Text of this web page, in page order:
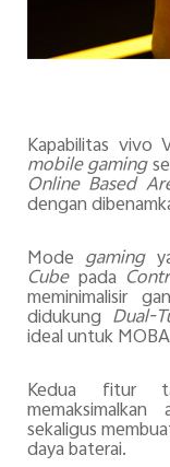
Kapabilitas vivo
mobile gaming
Online Based
dengan
Modegaming
Cubepada
meminimalisir
didukung Dual-
ideal untuk
Kedua fitur
memaksimalkan
sekaligus
dayabaterai.